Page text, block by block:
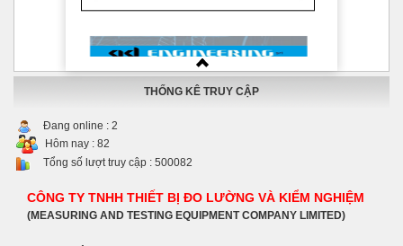
THỐNG KÊ TRUY CẬP
Đang online : 2
Hôm nay : 82
Tổng số lượt truy cập : 500082
CÔNG TY TNHH THIẾT BỊ ĐO LƯỜNG VÀ KIỂM NGHIỆM
(MEASURING AND TESTING EQUIPMENT COMPANY LIMITED)